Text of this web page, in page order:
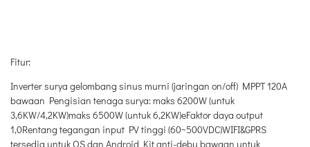
Fitur:
Inverter surya gelombang sinus murni (jaringan on/off) MPPT 120A
bawaan Pengisian tenaga surya: maks 6200W (untuk
3,6KW/4,2KW)maks 6500W (untuk 6,2KW)eFaktor daya output
1,0Rentang tegangan input PV tinggi (60~500VDC)WIFI&GPRS
tersedia untuk OS dan Android Kit anti-debu bawaan untuk